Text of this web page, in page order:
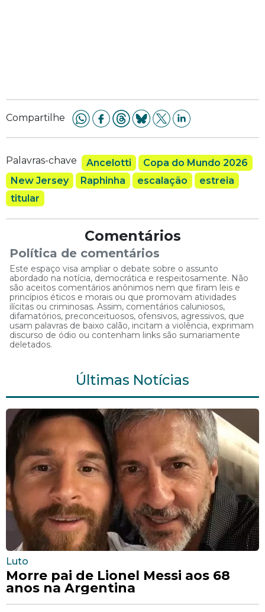
Compartilhe
Palavras-chave Ancelotti
Copa do Mundo 2026
New Jersey
Raphinha escalação
estreia
titular
Comentários
Política de comentários
Este espaço visa ampliar o debate sobre o assunto
abordado na notícia, democrática e respeitosamente. Não
são aceitos comentários anônimos nem que firam leis e
princípios éticos e morais ou que promovam atividades
ilícitas ou criminosas. Assim, comentários caluniosos,
difamatórios, preconceituosos, ofensivos, agressivos, que
usam palavras de baixo calão, incitam a violência, exprimam
discurso de ódio ou contenham links são sumariamente
deletados.
Últimas Notícias
Luto
Morre pai de Lionel Messi aos 68
anos na Argentina